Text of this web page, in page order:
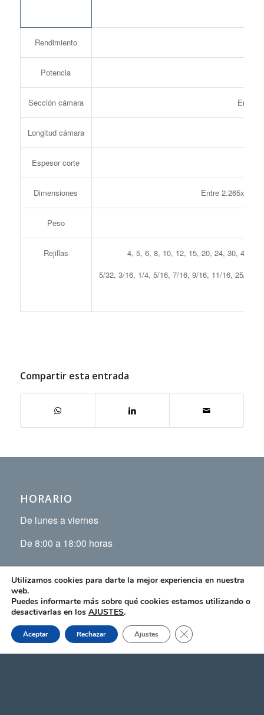
Rendimiento
Potencia
Sección cámara Entre
Longitud cámara
Espesor corte
Dimensiones Entre
Peso
Rejillas
4, 5, 6, 8, 10, 12, 15, 20, 24, 30, 40
5/32, 3/16, 1/4, 5/16, 7/16, 9/16, 11/16, 25/32,
Compartir esta entrada
HORARIO
De lunes a viernes
De 8:00 a 18:00 horas
DATOS DE CONTACTO
Polígono Industrial La Variante
C/ La Grajera 8
Utilizamos cookies para darte la mejor experiencia en nuestra
web.
Puedes informarte más sobre qué cookies estamos utilizando o
desactivarlas en los AJUSTES.
Aceptar Rechazar Ajustes Cerrar el banner de